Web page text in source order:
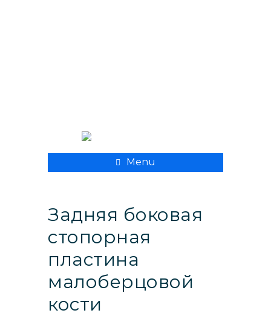
Menu
Задняя боковая
стопорная
пластина
малоберцовой
кости